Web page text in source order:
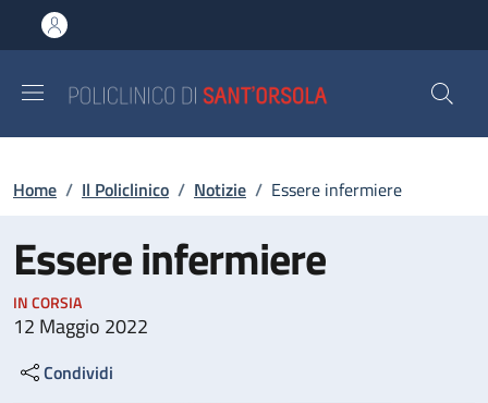
al contenuto principale
to footer content
Briciole di pane
Home / Il Policlinico / Notizie / Essere infermiere
Essere infermiere
IN CORSIA
12 Maggio 2022
Condividi